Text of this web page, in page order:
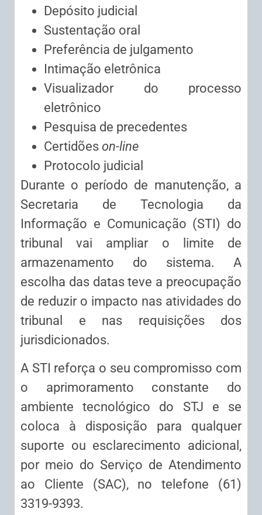
Depósito judicial
Sustentação oral
Preferência de julgamento
Intimação eletrônica
Visualizador do processo
eletrônico
Pesquisa de precedentes
Certidões on-line
Protocolo judicial
Durante o período de manutenção, a
Secretaria de Tecnologia da
Informação e Comunicação (STI) do
tribunal vai ampliar o limite de
armazenamento do sistema. A
escolha das datas teve a preocupação
de reduzir o impacto nas atividades do
tribunal e nas requisições dos
jurisdicionados.
A STI reforça o seu compromisso com
o aprimoramento constante do
ambiente tecnológico do STJ e se
coloca à disposição para qualquer
suporte ou esclarecimento adicional,
por meio do Serviço de Atendimento
ao Cliente (SAC), no telefone (61)
3319-9393.